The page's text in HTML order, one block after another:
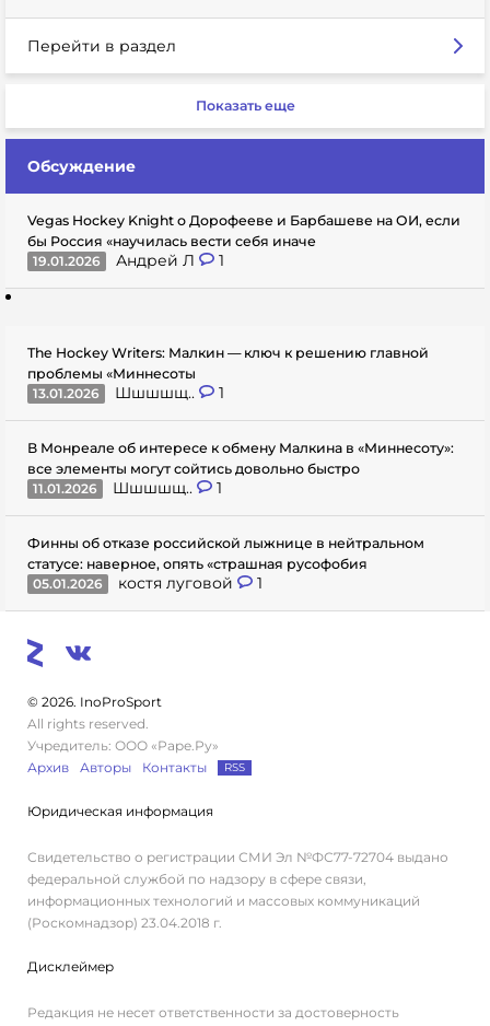
Перейти в раздел
Показать еще
Обсуждение
Vegas Hockey Knight о Дорофееве и Барбашеве на ОИ, если
бы Россия «научилась вести себя иначе
19.01.2026
Андрей Л 1
The Hockey Writers: Малкин — ключ к решению главной
проблемы «Миннесоты
13.01.2026
Шшшшщ.. 1
В Монреале об интересе к обмену Малкина в «Миннесоту»:
все элементы могут сойтись довольно быстро
11.01.2026
Шшшшщ.. 1
Финны об отказе российской лыжнице в нейтральном
статусе: наверное, опять «страшная русофобия
05.01.2026
костя луговой 1
© 2026. InoProSport
All rights reserved.
Учредитель: ООО «Раре.Ру»
Архив
Авторы Контакты RSS
Юридическая информация
Свидетельство о регистрации СМИ Эл №ФС77-72704 выдано
федеральной службой по надзору в сфере связи,
информационных технологий и массовых коммуникаций
(Роскомнадзор) 23.04.2018 г.
Дисклеймер
Редакция не несет ответственности за достоверность